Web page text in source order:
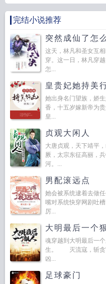
完结小说推荐
突然成仙了怎
这天，林凡和圣女互
穿。这一日，林凡穿
怎...
皇贵妃她持美
她出身名门望族，娇
香，十五岁嫁新帝为
皇...
贞观大闲人
大唐贞观，天下靖平
厥，太宗东征高丽，
河。...
男配滚远点
她会被系统逮着去做
嘴对系统快穿网剧吐
厉...
大明最后一个
魂穿越到大明最后一
生。 灭流寇，斩贪
凶...
足球豪门